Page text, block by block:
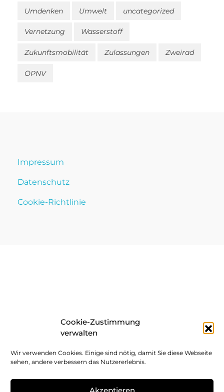
Cookie-Zustimmung
verwalten
Wir verwenden Cookies. Einige sind nötig, damit Sie diese Webseite
sehen, andere verbessern das Nutzererlebnis.
Akzeptieren
Umdenken Umwelt uncategorized
Vernetzung Wasserstoff
Zukunftsmobilität Zulassungen Zweirad
ÖPNV
Impressum
Datenschutz
Cookie-Richtlinie